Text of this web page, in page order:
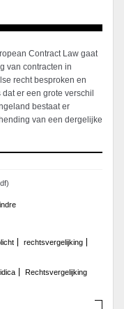
Contract Law gaat
van contracten in
recht besproken en
er een grote verschil
bestaat er
van een dergelijke
rechtsvergelijking
Rechtsvergelijking